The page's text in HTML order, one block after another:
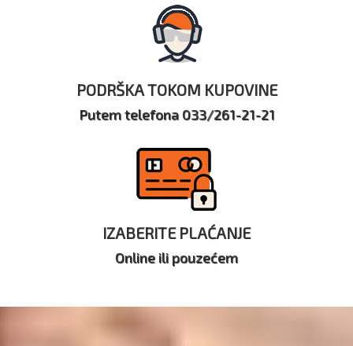
PODRŠKA TOKOM KUPOVINE
Putem telefona 033/261-21-21
IZABERITE PLAĆANJE
Online ili pouzećem